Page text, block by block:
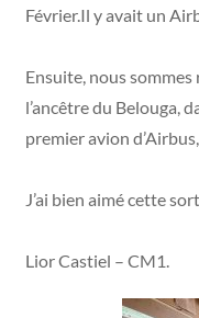
Février.Il y avait un
Ensuite, nous
l’ancêtre du Belouga,
premier avion
J’ai bien aimé cette
Lior Castiel – CM1.